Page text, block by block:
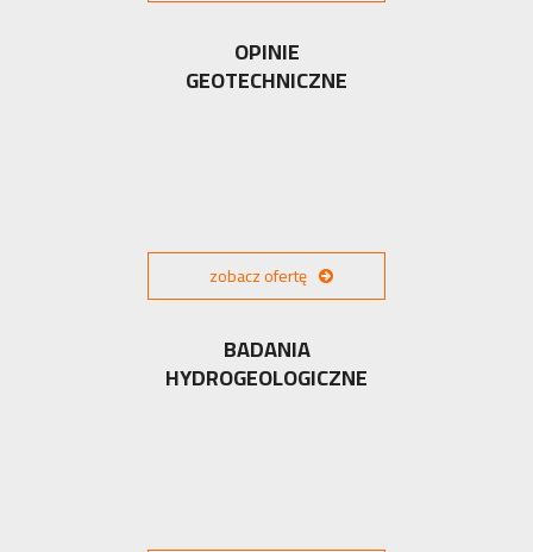
OPINIE
GEOTECHNICZNE
zobacz ofertę
BADANIA
HYDROGEOLOGICZNE